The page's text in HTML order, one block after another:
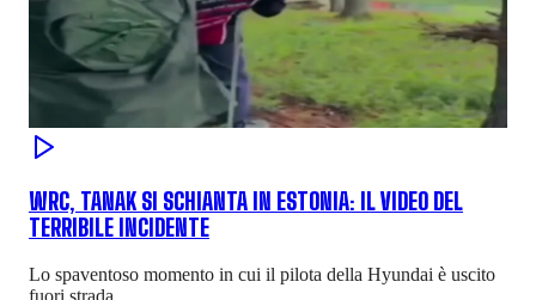
WRC, TANAK SI SCHIANTA IN ESTONIA: IL VIDEO DEL
TERRIBILE INCIDENTE
Lo spaventoso momento in cui il pilota della Hyundai è uscito
fuori strada